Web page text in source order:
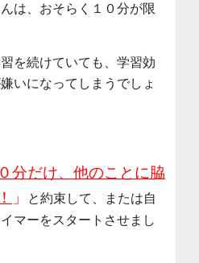
は、おそらく１０分が限
を続けていても、学習効
いになってしまうでしょ
分だけ、他のことに脇
」
と約束して、または自
マーをスタートさせまし